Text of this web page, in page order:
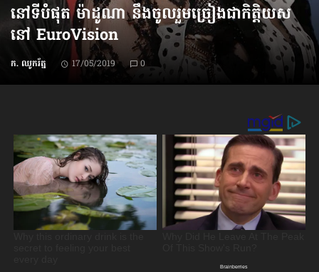
នៅទីបំផុត ម៉ាដូណា នឹង​ចូលរួម​ច្រៀង​ជាកិត្តិយស​
នៅ EuroVision
ក. ឈូករ័ត្ន 17/05/2019 0